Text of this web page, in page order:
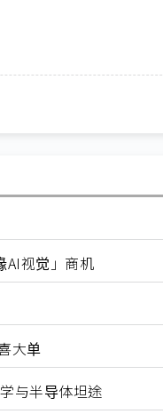
AI视觉」商机
大单
与半导体坦途